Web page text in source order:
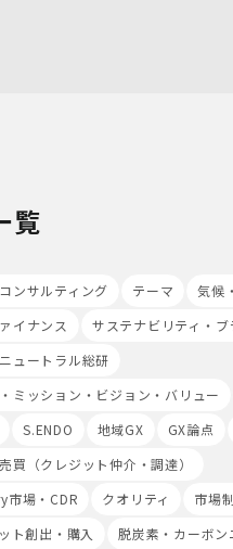
を行うことがあります。また、広告の
三者の運営するツールから当社サイト
あります。
の使用は任意ですが、受け入れを拒
当社サービス等のご利用ができない場
か当社では、広告・マーケティング活
、サービス向上のためにGoogle LLC
を利用することがあります。
を利用しますと、Google社又は
覧
ンサルティング テーマ
気候
イナンス
サステナビリティ・ブ
ュートラル総研
ミッション・ビジョン・バリュー
S.ENDO 地域GX GX論点
買（クレジット仲介・調達）
場・CDR
クオリティ 市場
ト創出・購入
脱炭素・カーボン